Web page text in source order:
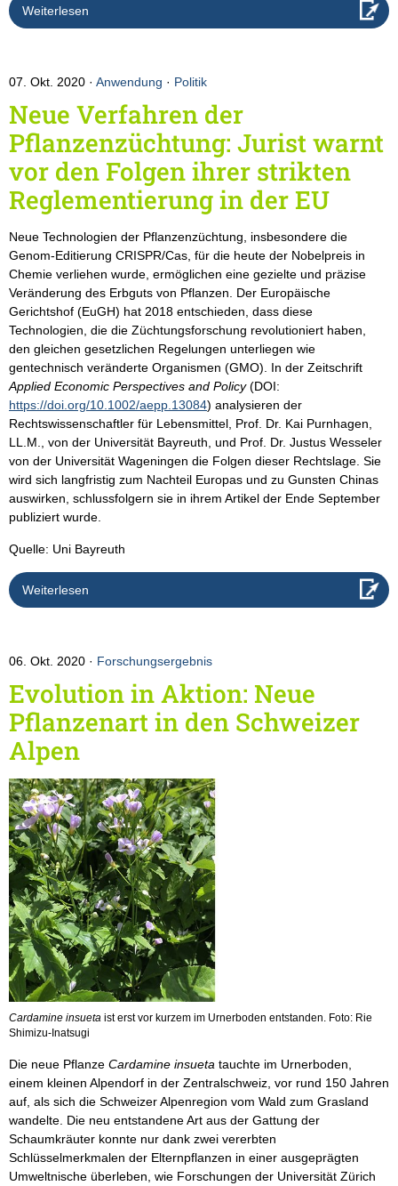
Weiterlesen
07. Okt. 2020 Anwendung · Politik
Neue Verfahren der
Pflanzenzüchtung: Jurist warnt
vor den Folgen ihrer strikten
Reglementierung in der EU
Neue Technologien der Pflanzenzüchtung, insbesondere die
Genom-Editierung CRISPR/Cas, für die heute der Nobelpreis in
Chemie verliehen wurde, ermöglichen eine gezielte und präzise
Veränderung des Erbguts von Pflanzen. Der Europäische
Gerichtshof (EuGH) hat 2018 entschieden, dass diese
Technologien, die die Züchtungsforschung revolutioniert haben,
den gleichen gesetzlichen Regelungen unterliegen wie
gentechnisch veränderte Organismen (GMO). In der Zeitschrift
Applied Economic Perspectives and Policy(DOI:
https://doi.org/10.1002/aepp.13084) analysieren der
Rechtswissenschaftler für Lebensmittel, Prof. Dr. Kai Purnhagen,
LL.M., von der Universität Bayreuth, und Prof. Dr. Justus Wesseler
von der Universität Wageningen die Folgen dieser Rechtslage. Sie
wird sich langfristig zum Nachteil Europas und zu Gunsten Chinas
auswirken, schlussfolgern sie in ihrem Artikel der Ende September
publiziert wurde.
Quelle: Uni Bayreuth
Weiterlesen
06. Okt. 2020 Forschungsergebnis
Evolution in Aktion: Neue
Pflanzenart in den Schweizer
Alpen
Cardamine insueta ist erst vor kurzem im Urnerboden entstanden. Foto: Rie
Shimizu-Inatsugi
Die neue Pflanze Cardamine insueta tauchte im Urnerboden,
einem kleinen Alpendorf in der Zentralschweiz, vor rund 150 Jahren
auf, als sich die Schweizer Alpenregion vom Wald zum Grasland
wandelte. Die neu entstandene Art aus der Gattung der
Schaumkräuter konnte nur dank zwei vererbten
Schlüsselmerkmalen der Elternpflanzen in einer ausgeprägten
Umweltnische überleben, wie Forschungen der Universität Zürich